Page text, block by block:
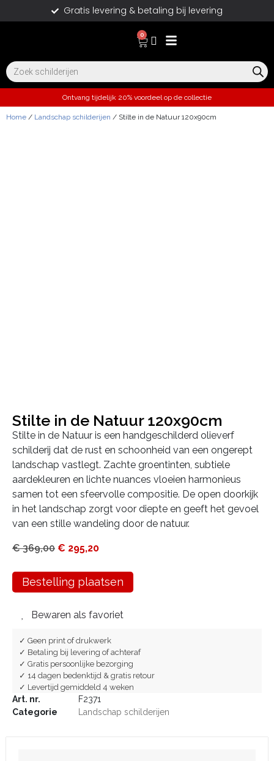
Gratis levering & betaling bij levering
0
Ontvang tijdelijk 20% voordeel op de collectie
Home / Landschap schilderijen / Stilte in de Natuur 120x90cm
Stilte in de Natuur 120x90cm
Stilte in de Natuur is een handgeschilderd olieverf
schilderij dat de rust en schoonheid van een ongerept
landschap vastlegt. Zachte groentinten, subtiele
aardekleuren en lichte nuances vloeien harmonieus
samen tot een sfeervolle compositie. De open doorkijk
in het landschap zorgt voor diepte en geeft het gevoel
van een stille wandeling door de natuur.
€369,00 € 295,20
Bestelling plaatsen
Bewaren als favoriet
✓ Geen print of drukwerk
✓ Betaling bij levering of achteraf
✓ Gratis persoonlijke bezorging
✓ 14 dagen bedenktijd & gratis retour
✓ Levertijd gemiddeld 4 weken
Art. nr.
F2371
Categorie
Landschap schilderijen